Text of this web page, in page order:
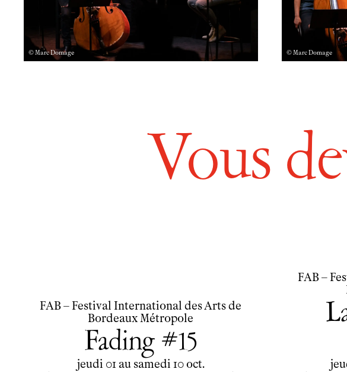
© Marc Domage © Marc Domage
Vous
FAB – Festival International des Arts de
Bordeaux Métropole
Fading #15
du
jeudi
jeudi 01 au au
samedi
samedi 10octobre
oct.
FAB –
du